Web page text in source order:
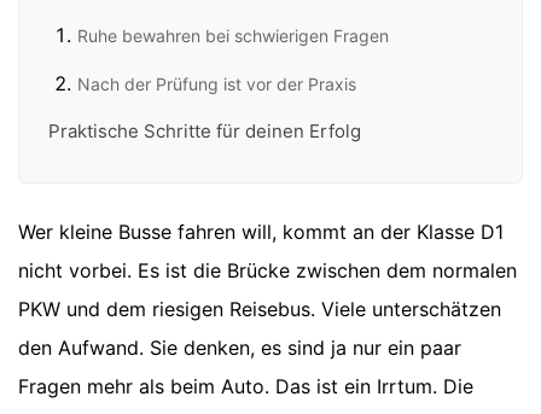
Ruhe bewahren bei schwierigen Fragen
Nach der Prüfung ist vor der Praxis
Praktische Schritte für deinen Erfolg
Wer kleine Busse fahren will, kommt an der Klasse D1
nicht vorbei. Es ist die Brücke zwischen dem normalen
PKW und dem riesigen Reisebus. Viele unterschätzen
den Aufwand. Sie denken, es sind ja nur ein paar
Fragen mehr als beim Auto. Das ist ein Irrtum. Die